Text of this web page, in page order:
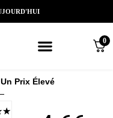
0
Prix Élevé
☆